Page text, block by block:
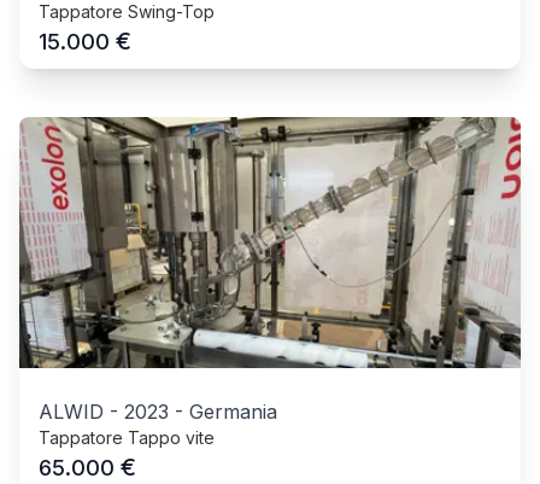
Tappatore Swing-Top
15.000 €
ALWID - 2023 - Germania
Tappatore Tappo vite
65.000 €